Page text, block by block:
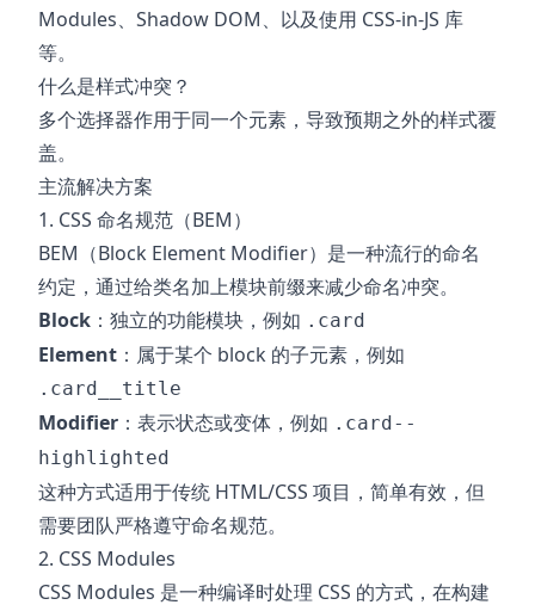
Modules、Shadow DOM、以及使用 CSS-in-JS 库
等。
什么是样式冲突？
多个选择器作用于同一个元素，导致预期之外的样式覆
盖。
主流解决方案
1. CSS 命名规范（BEM）
BEM（Block Element Modifier）是一种流行的命名
约定，通过给类名加上模块前缀来减少命名冲突。
Block ：独立的功能模块，例如 .card
Element ：属于某个 block 的子元素，例如
.card__title
Modifier ：表示状态或变体，例如 .card--
highlighted
这种方式适用于传统 HTML/CSS 项目，简单有效，但
需要团队严格遵守命名规范。
2. CSS Modules
CSS Modules 是一种编译时处理 CSS 的方式，在构建